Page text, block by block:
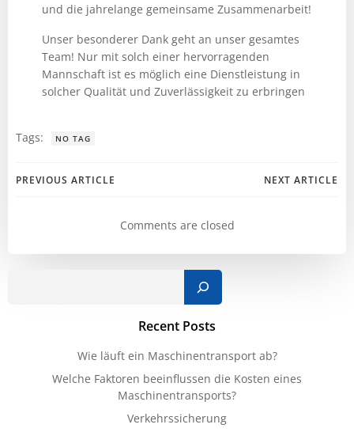
und die jahrelange gemeinsame Zusammenarbeit!
Unser besonderer Dank geht an unser gesamtes
Team! Nur mit solch einer hervorragenden
Mannschaft ist es möglich eine Dienstleistung in
solcher Qualität und Zuverlässigkeit zu erbringen
Tags: NO TAG
Post
navigation
PREVIOUS ARTICLE
navigation
NEXT ARTICLE
Comments are closed
Recent Posts
Wie läuft ein Maschinentransport ab?
Welche Faktoren beeinflussen die Kosten eines
Maschinentransports?
Verkehrssicherung